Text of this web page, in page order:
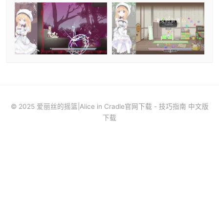
© 2025 爱丽丝的摇篮|Alice in Cradle官网下载 - 技巧指南 中文版
下载